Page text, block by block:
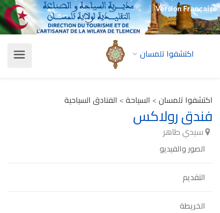
Version Française
اكتشفوا تلمسان
اكتشفوا تلمسان> السياحة> الفنادق السياحية
فندق رولاكس
سيدي طاهر
الصور والفيديو
التقديم
الخريطة